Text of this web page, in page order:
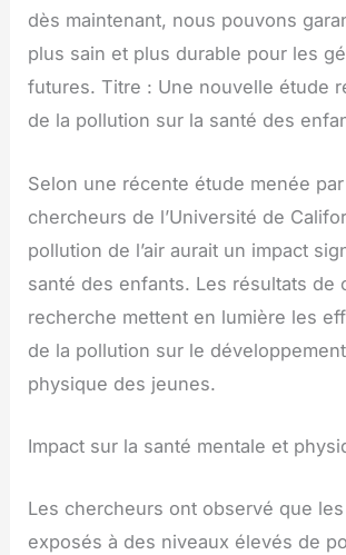
dès maintenant, nous pouvons
plus sain et plus durable pour les
futures. Titre : Une nouvelle étude
de la pollution sur la santé des
Selon une récente étude menée
chercheurs de l’Université de
pollution de l’air aurait un impact
santé des enfants. Les résultats de
recherche mettent en lumière les
de la pollution sur le
physique des jeunes.
Impact sur la santé mentale et
Les chercheurs ont observé que
exposés à des niveaux élevés de